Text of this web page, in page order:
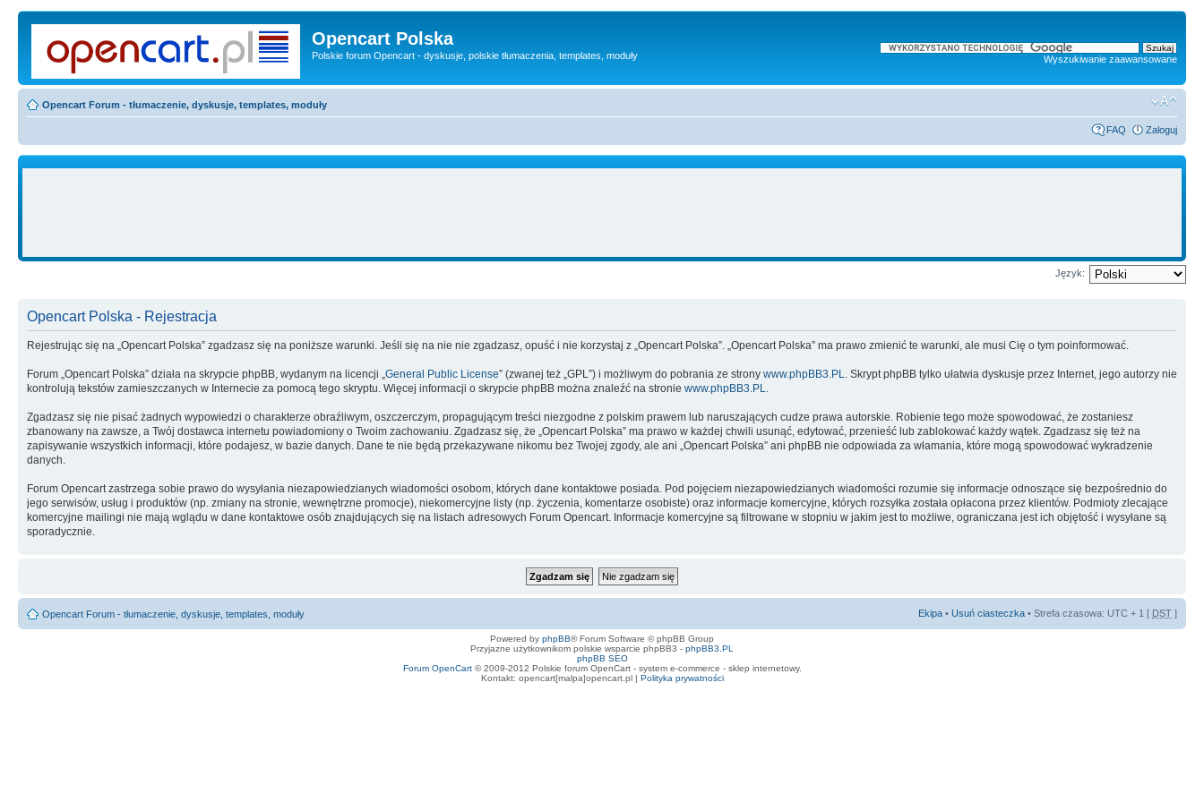
Opencart Polska
Polskie forum Opencart - dyskusje, polskie tłumaczenia, templates, moduły Wyszukiwanie zaawansowane
Opencart Forum - tłumaczenie, dyskusje, templates, moduły
FAQ Zaloguj
Język:
Opencart Polska - Rejestracja
Rejestrując się na „Opencart Polska” zgadzasz się na poniższe warunki. Jeśli się na nie nie zgadzasz, opuść i nie korzystaj z „Opencart Polska”. „Opencart Polska” ma prawo zmienić te warunki, ale musi Cię o tym poinformować.
Forum „Opencart Polska” działa na skrypcie phpBB, wydanym na licencji „ General Public License” (zwanej też „GPL”) i możliwym do pobrania ze strony www.phpBB3.PL
. Skrypt phpBB tylko ułatwia dyskusje przez Internet, jego autorzy nie
kontrolują tekstów zamieszczanych w Internecie za pomocą tego skryptu. Więcej informacji o skrypcie phpBB można znaleźć na stronie www.phpBB3.PL
Zgadzasz się nie pisać żadnych wypowiedzi o charakterze obraźliwym, oszczerczym, propagującym treści niezgodne z polskim prawem lub naruszających cudze prawa autorskie. Robienie tego może spowodować, że zostaniesz
zbanowany na zawsze, a Twój dostawca internetu powiadomiony o Twoim zachowaniu. Zgadzasz się, że „Opencart Polska” ma prawo w każdej chwili usunąć, edytować, przenieść lub zablokować każdy wątek. Zgadzasz się też na
zapisywanie wszystkich informacji, które podajesz, w bazie danych. Dane te nie będą przekazywane nikomu bez Twojej zgody, ale ani „Opencart Polska” ani phpBB nie odpowiada za włamania, które mogą spowodować wykradzenie
danych.
Forum Opencart zastrzega sobie prawo do wysyłania niezapowiedzianych wiadomości osobom, których dane kontaktowe posiada. Pod pojęciem niezapowiedzianych wiadomości rozumie się informacje odnoszące się bezpośrednio do
jego serwisów, usług i produktów (np. zmiany na stronie, wewnętrzne promocje), niekomercyjne listy (np. życzenia, komentarze osobiste) oraz informacje komercyjne, których rozsyłka została opłacona przez klientów. Podmioty zlecające
komercyjne mailingi nie mają wglądu w dane kontaktowe osób znajdujących się na listach adresowych Forum Opencart. Informacje komercyjne są filtrowane w stopniu w jakim jest to możliwe, ograniczana jest ich objętość i wysyłane są
sporadycznie.
Opencart Forum - tłumaczenie, dyskusje, templates, moduły Ekipa • Usuń ciasteczka • Strefa czasowa: UTC + 1 [ DST ]
Powered by phpBB® Forum Software © phpBB Group
Przyjazne użytkownikom polskie wsparcie phpBB3 - phpBB3.PL
phpBB SEO
Forum OpenCart© 2009-2012 Polskie forum OpenCart - system e-commerce - sklep internetowy.
Kontakt: opencart[malpa]opencart.pl | Polityka prywatności